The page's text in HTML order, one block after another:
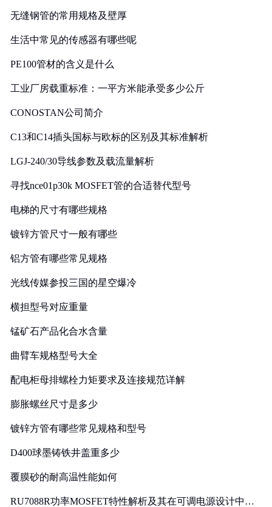
无缝钢管的常用规格及壁厚
生活中常见的传感器有哪些呢
PE100管材的含义是什么
工业厂房载重标准：一平方米能承受多少公斤
CONOSTAN公司简介
C13和C14插头国标与欧标的区别及其标准解析
LGJ-240/30导线参数及载流量解析
寻找nce01p30k MOSFET管的合适替代型号
电梯的尺寸有哪些规格
镀锌方管尺寸一般有哪些
铝方管有哪些常见规格
光线传媒参投三国的星空爆冷
横担型号对应重量
锰矿石产品化合水含量
曲臂车规格型号大全
配电柜母排螺栓力矩要求及连接规范详解
膨胀螺丝尺寸是多少
镀锌方管有哪些常见规格和型号
D400球墨铸铁井盖重多少
覆膜砂的耐高温性能如何
RU7088R功率MOSFET特性解析及其在可调电源设计中的